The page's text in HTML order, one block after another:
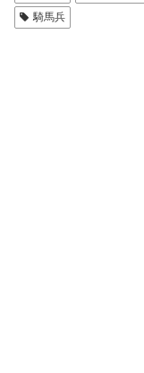
騎馬兵